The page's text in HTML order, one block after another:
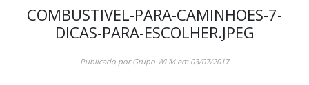
COMBUSTIVEL-PARA-CAMINHOES-7-
DICAS-PARA-ESCOLHER.JPEG
Publicado porGrupo WLMem 03/07/2017